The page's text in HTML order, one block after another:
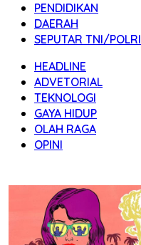
PENDIDIKAN
DAERAH
SEPUTAR TNI/POLRI
HEADLINE
ADVETORIAL
TEKNOLOGI
GAYA HIDUP
OLAH RAGA
OPINI